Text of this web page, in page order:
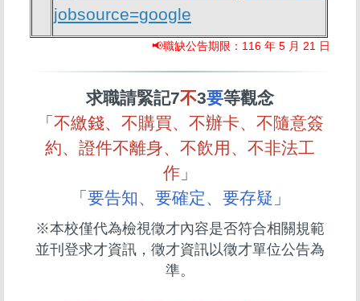
jobsource=google
📢職缺公告期限：116 年 5 月 21 日
求職請緊記7不3要等觀念
「 不繳錢、不購買、不辦卡、不隨意簽
約、證件不離身、不飲用、不非法工
作 」
「 要告知、要確定、要存疑 」
※本校僅代為檢視徵才內容是否符合相關規範
並刊登求才資訊，徵才資訊以徵才單位公告為
準。